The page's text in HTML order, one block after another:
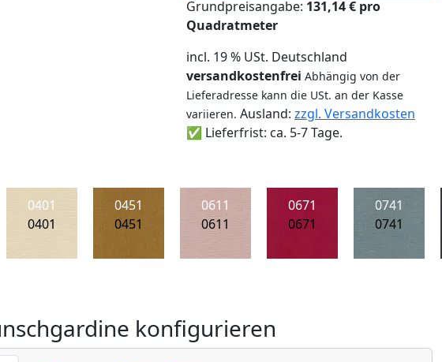
Grundpreisangabe: 131,14 € pro
Quadratmeter
incl. 19 % USt. Deutschland
versandkostenfrei Abhängig von der
Lieferadresse kann die USt. an der Kasse
variieren. Ausland: zzgl. Versandkosten
✅ Lieferfrist: ca. 5-7 Tage.
0401
0401
0451
0451
0611
0611
0671
0671
0741
0741
konfigurieren